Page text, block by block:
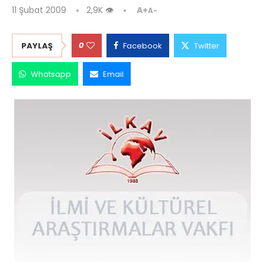
11 Şubat 2009 2,9K 👁 A+A-
PAYLAŞ 0 Facebook Twitter
Whatsapp Email